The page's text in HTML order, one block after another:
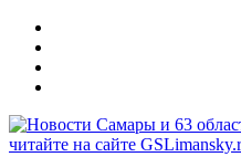
Меню